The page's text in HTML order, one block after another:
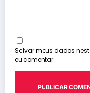
Salvar meus dados
eu comentar.